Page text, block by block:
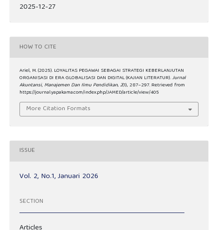
2025-12-27
HOW TO CITE
Ariel, M. (2025). LOYALITAS PEGAWAI SEBAGAI STRATEGI KEBERLANJUTAN
ORGANISASI DI ERA GLOBALISASI DAN DIGITAL (KAJIAN LITERATUR).Jurnal
Akuntansi, Manajemen Dan Ilmu Pendidikan,2(1), 287–297. Retrieved from
https://journal.yapakama.com/index.php/JAMED/article/view/405
More Citation Formats
ISSUE
Vol. 2, No.1, Januari 2026
SECTION